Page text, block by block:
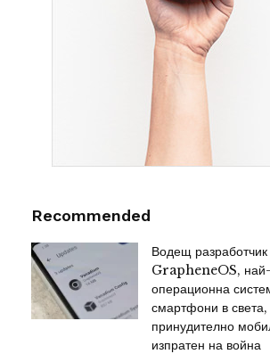
Recommended
Водещ
GrapheneOS, най-
операционна
смартфони в
принудително
изпратен на война